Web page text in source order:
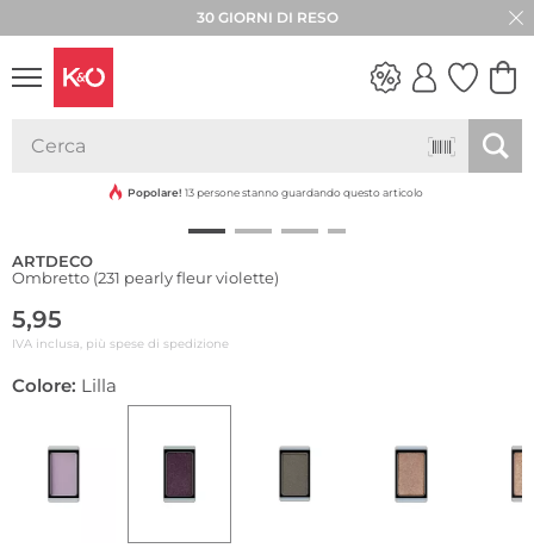
30 GIORNI DI RESO
VIBES
Popolare! 13 persone stanno guardando questo articolo
ARTDECO
Ombretto (231 pearly fleur violette)
5,95
IVA inclusa, più spese di spedizione
Colore: Lilla